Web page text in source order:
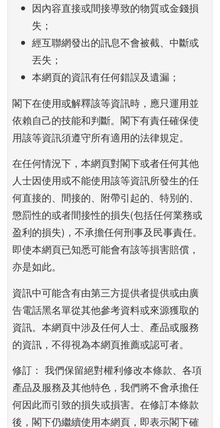
因內容直接或間接導致的物質或金錢損
失；
經互聯網發出的訊息不會被截、中斷或
丟失；
本網頁的資訊有任何錯誤及遺漏；
閣下在使用或解釋該等資訊時，應只運用並
依賴自己的技能和判斷。閣下有責任確保使
用該等資訊須遵守所有適用的法律規定。
在任何情況下，本網頁對閣下或者任何其他
人士因使用或不能使用該等資訊所發生的任
何直接的、間接的、附帶引起的、特別的、
懲罰性的或者間接性的損失(包括任何業務或
盈利的損失)，不承擔任何刑事及民事責任。
即使本網頁已知悉可能會有該等損害賠償，
亦是如此。
資訊中可能含有由第三方提供者提供或由廣
告電話黑名單從其他參考資料或來源獲取的
資訊。本網頁中涉及任何人士、產品或服務
的資訊，不得視為本網頁推薦或認可者。
修訂： 我們保留絕對權利修改本條款、各項
產品及服務及其他特色，我們將不會承擔任
何因此而引致的損失或損害。在修訂本條款
後，閣下仍繼續使用本網頁，即表示閣下確